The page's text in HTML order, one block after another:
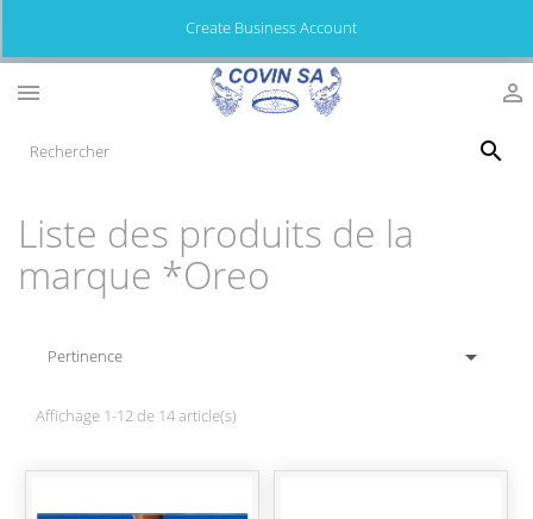
Create Business Account
 

Liste des produits de la
marque *Oreo
Pertinence 
Affichage 1-12 de 14 article(s)